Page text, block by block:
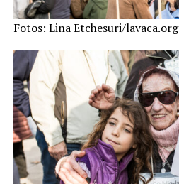
Fotos: Lina Etchesuri/lavaca.org